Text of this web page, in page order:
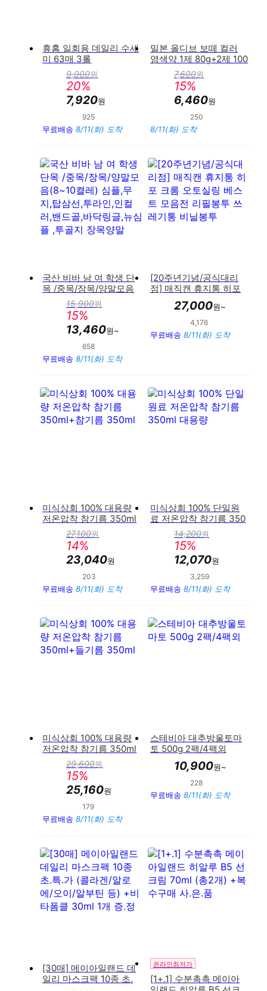
휴홈 일회용 데일리 수세
미 63매 3롤
9,900원
20%
7,920원
925
무료배송 8/11(화) 도착
밀본 올디브 보떼 컬러
염색약 1제 80g+2제 100
ml(산화제포함)
7,600원
15%
6,460원
250
8/11(화) 도착
국산 비바 남 여 학생 단
목 /중목/장목/양말모음
(8~10켤레) 심플,무지,탑
삼선,투라인,인컬러,밴드
골,바닥링글,뉴심플 ,투
골지 장목양말
15,900원
15%
13,460원~
658
무료배송 8/11(화) 도착
[20주년기념/공식대리
점] 매직캔 휴지통 히포
크롬 오토실링 베스트 모
음전 리필봉투 쓰레기통
27,000원~
4,176
무료배송 8/11(화) 도착
미식상회 100% 대용량
저온압착 참기름 350ml
+참기름 350ml
27,100원
14%
23,040원
203
무료배송 8/11(화) 도착
미식상회 100% 단일원
료 저온압착 참기름 350
ml 대용량
14,200원
15%
12,070원
3,259
무료배송 8/11(화) 도착
미식상회 100% 대용량
저온압착 참기름 350ml
+들기름 350ml
29,600원
15%
25,160원
179
무료배송 8/11(화) 도착
스테비아 대추방울토마
토 500g 2팩/4팩외
10,900원~
228
무료배송 8/11(화) 도착
[30매] 메이아일랜드 데
일리 마스크팩 10종 초.
온라인최저가
[1+.1] 수분촉촉 메이아